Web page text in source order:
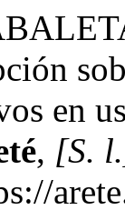
en
, [S.